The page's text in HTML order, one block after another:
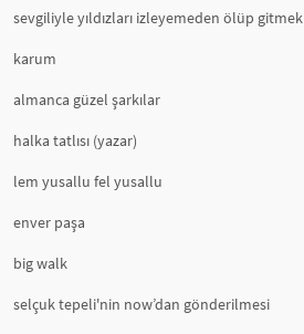
sevgiliyle yıldızları izleyemeden ölüp gitmek
karum
almanca güzel şarkılar
halka tatlısı (yazar)
lem yusallu fel yusallu
enver paşa
big walk
selçuk tepeli'nin now’dan gönderilmesi